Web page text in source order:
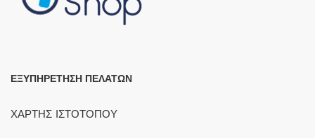
ΕΞΥΠΗΡΕΤΗΣΗ ΠΕΛΑΤΩΝ
ΧΑΡΤΗΣ ΙΣΤΟΤΟΠΟΥ